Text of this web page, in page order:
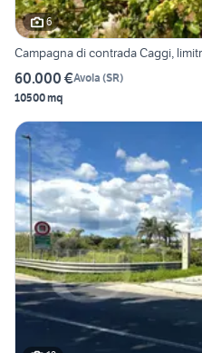
6
Campagna di contrada Caggi,
60.000 €Avola (SR)
10500 mq